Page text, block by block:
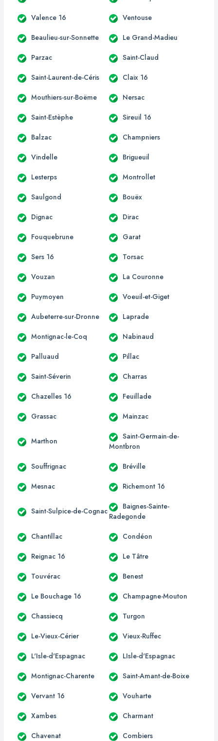
Valence 16 Ventouse
Beaulieu-sur-Sonnette Le Grand-Madieu
Parzac Saint-Claud
Saint-Laurent-de-Céris Claix 16
Mouthiers-sur-Boëme Nersac
Saint-Estèphe Sireuil 16
Balzac Champniers
Vindelle Brigueuil
Lesterps Montrollet
Saulgond Bouëx
Dignac Dirac
Fouquebrune Garat
Sers 16 Torsac
Vouzan La Couronne
Puymoyen Voeuil-et-Giget
Aubeterre-sur-Dronne Laprade
Montignac-le-Coq Nabinaud
Palluaud Pillac
Saint-Séverin Charras
Chazelles 16 Feuillade
Grassac Mainzac
Marthon
Saint-Germain-de-
Montbron
Souffrignac Bréville
Mesnac Richemont 16
Saint-Sulpice-de-Cognac
Baignes-Sainte-
Radegonde
Chantillac Condéon
Reignac 16 Le Tâtre
Touvérac Benest
Le Bouchage 16 Champagne-Mouton
Chassiecq Turgon
Le-Vieux-Cérier Vieux-Ruffec
L'Isle-d'Espagnac LIsle-d'Espagnac
Montignac-Charente Saint-Amant-de-Boixe
Vervant 16 Vouharte
Xambes Charmant
Chavenat Combiers